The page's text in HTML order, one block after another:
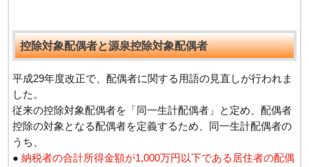
控除対象配偶者と源泉控除対象配偶者
平成29年度改正で、配偶者に関する用語の見直しが行われま
した。
従来の控除対象配偶者を「同一生計配偶者」と定め、配偶者
控除の対象となる配偶者を定義するため、同一生計配偶者の
うち、
● 納税者の合計所得金額が1,000万円以下である居住者の配偶